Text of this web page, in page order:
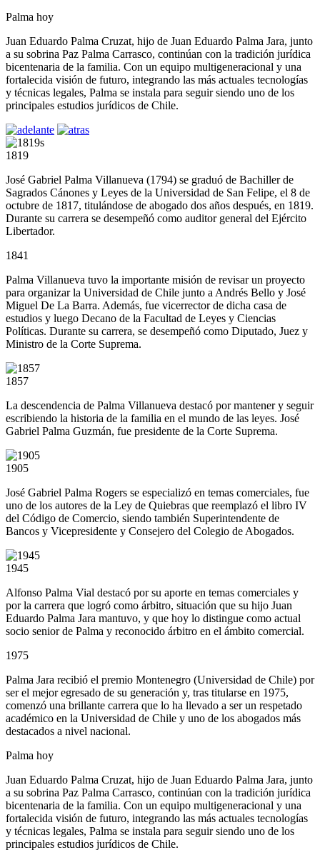
Palma hoy
Juan Eduardo Palma Cruzat, hijo de Juan Eduardo Palma Jara, junto
a su sobrina Paz Palma Carrasco, continúan con la tradición jurídica
bicentenaria de la familia. Con un equipo multigeneracional y una
fortalecida visión de futuro, integrando las más actuales tecnologías
y técnicas legales, Palma se instala para seguir siendo uno de los
principales estudios jurídicos de Chile.
1819
José Gabriel Palma Villanueva (1794) se graduó de Bachiller de
Sagrados Cánones y Leyes de la Universidad de San Felipe, el 8 de
octubre de 1817, titulándose de abogado dos años después, en 1819.
Durante su carrera se desempeñó como auditor general del Ejército
Libertador.
1841
Palma Villanueva tuvo la importante misión de revisar un proyecto
para organizar la Universidad de Chile junto a Andrés Bello y José
Miguel De La Barra. Además, fue vicerrector de dicha casa de
estudios y luego Decano de la Facultad de Leyes y Ciencias
Políticas. Durante su carrera, se desempeñó como Diputado, Juez y
Ministro de la Corte Suprema.
1857
La descendencia de Palma Villanueva destacó por mantener y seguir
escribiendo la historia de la familia en el mundo de las leyes. José
Gabriel Palma Guzmán, fue presidente de la Corte Suprema.
1905
José Gabriel Palma Rogers se especializó en temas comerciales, fue
uno de los autores de la Ley de Quiebras que reemplazó el libro IV
del Código de Comercio, siendo también Superintendente de
Bancos y Vicepresidente y Consejero del Colegio de Abogados.
1945
Alfonso Palma Vial destacó por su aporte en temas comerciales y
por la carrera que logró como árbitro, situación que su hijo Juan
Eduardo Palma Jara mantuvo, y que hoy lo distingue como actual
socio senior de Palma y reconocido árbitro en el ámbito comercial.
1975
Palma Jara recibió el premio Montenegro (Universidad de Chile) por
ser el mejor egresado de su generación y, tras titularse en 1975,
comenzó una brillante carrera que lo ha llevado a ser un respetado
académico en la Universidad de Chile y uno de los abogados más
destacados a nivel nacional.
Palma hoy
Juan Eduardo Palma Cruzat, hijo de Juan Eduardo Palma Jara, junto
a su sobrina Paz Palma Carrasco, continúan con la tradición jurídica
bicentenaria de la familia. Con un equipo multigeneracional y una
fortalecida visión de futuro, integrando las más actuales tecnologías
y técnicas legales, Palma se instala para seguir siendo uno de los
principales estudios jurídicos de Chile.